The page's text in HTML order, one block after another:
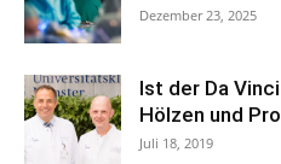
Dezember 23, 2025
Ist der Da
Hölzen und
Juli 18, 2019